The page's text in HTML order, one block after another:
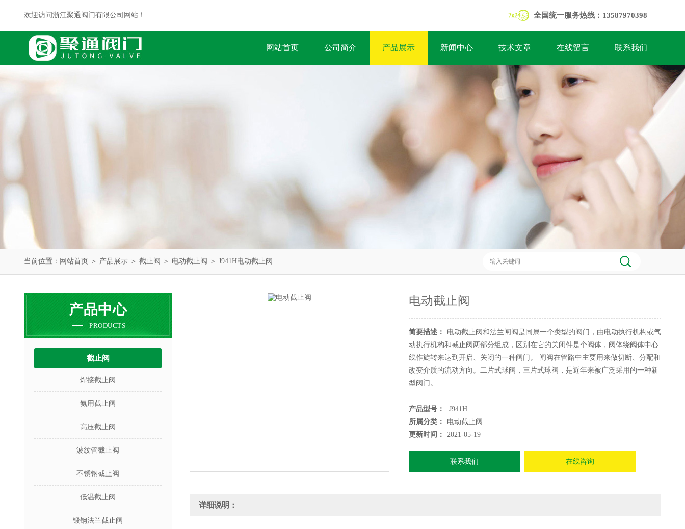
欢迎访问浙江聚通阀门有限公司网站！ 全国统一服务热线：13587970398
网站首页 公司简介 产品展示 新闻中心 技术文章 在线留言 联系我们
当前位置： 网站首页 ＞ 产品展示 ＞ 截止阀 ＞ 电动截止阀 ＞ J941H电动截止阀
产品中心
PRODUCTS
截止阀
焊接截止阀
氨用截止阀
高压截止阀
波纹管截止阀
不锈钢截止阀
低温截止阀
锻钢法兰截止阀
电动截止阀
简要描述：
电动截止阀和法兰闸阀是同属一个类型的阀门，由电动执行机构或气
动执行机构和截止阀两部分组成，区别在它的关闭件是个阀体，阀体绕阀体中心
线作旋转来达到开启、关闭的一种阀门。 闸阀在管路中主要用来做切断、分配和
改变介质的流动方向。二片式球阀，三片式球阀，是近年来被广泛采用的一种新
型阀门。
产品型号：
J941H
所属分类：
电动截止阀
更新时间：
2021-05-19
联系我们 在线咨询
详细说明：